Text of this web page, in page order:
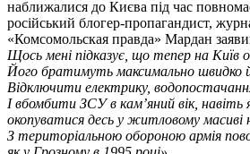
наближалися до Києва під час
російський блогер-пропагандист,
«Комсомольская правда» Мардан
Щось мені підказує, що тепер на Київ
Його братимуть максимально швидко
Відключити електрику,
І вбомбити ЗСУ в кам’яний вік,
окопуватися десь у житловому масиві
З територіальною обороною армія